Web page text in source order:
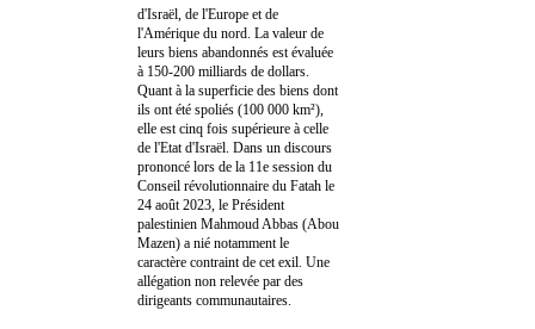
d'Israël, de l'Europe et de
l'Amérique du nord. La valeur de
leurs biens abandonnés est évaluée
à 150-200 milliards de dollars.
Quant à la superficie des biens dont
ils ont été spoliés (100 000 km²),
elle est cinq fois supérieure à celle
de l'Etat d'Israël. Dans un discours
prononcé lors de la 11e session du
Conseil révolutionnaire du Fatah le
24 août 2023, le Président
palestinien Mahmoud Abbas (Abou
Mazen) a nié notamment le
caractère contraint de cet exil. Une
allégation non relevée par des
dirigeants communautaires.